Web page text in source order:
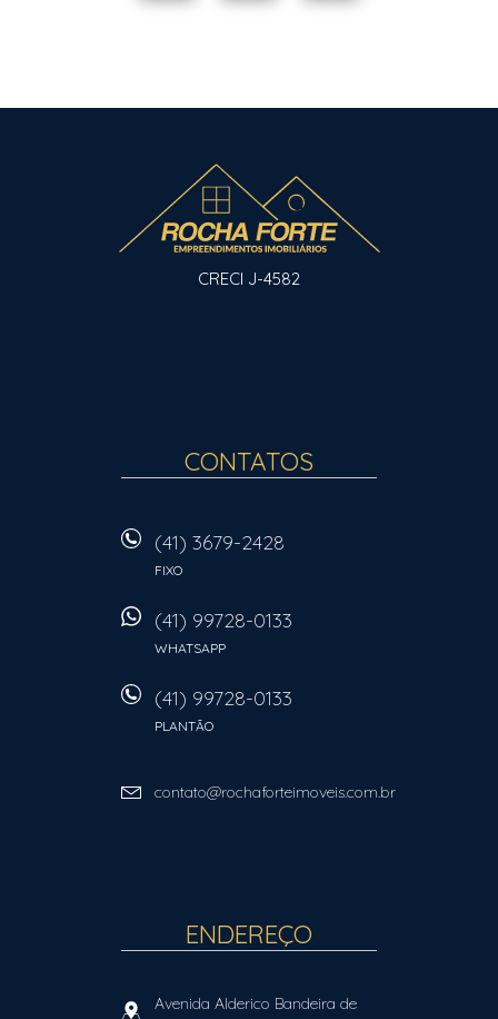
CRECI J-4582
CONTATOS
(41) 3679-2428
FIXO
(41) 99728-0133
WHATSAPP
(41) 99728-0133
PLANTÃO
contato@rochaforteimoveis.com.br
ENDEREÇO
Avenida Alderico Bandeira de